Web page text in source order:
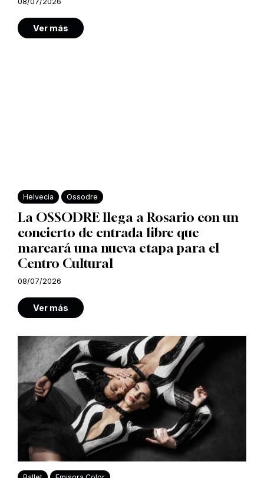
Ver más
Helvecia Ossodre
La OSSODRE llega a Rosario con un
concierto de entrada libre que
marcará una nueva etapa para el
Centro Cultural
08/07/2026
Ver más